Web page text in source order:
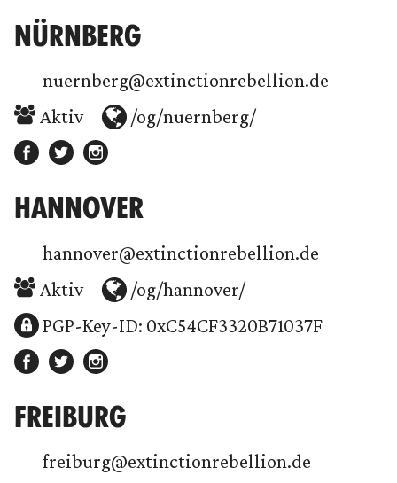
NÜRNBERG
nuernberg@extinctionrebellion.de
Aktiv
/og/nuernberg/
HANNOVER
hannover@extinctionrebellion.de
Aktiv
/og/hannover/
PGP-Key-ID: 0xC54CF3320B71037F
FREIBURG
freiburg@extinctionrebellion.de